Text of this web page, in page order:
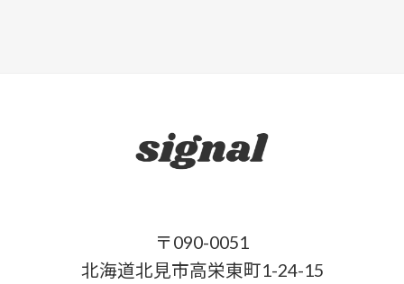
〒090-0051
北海道北見市高栄東町1-24-15